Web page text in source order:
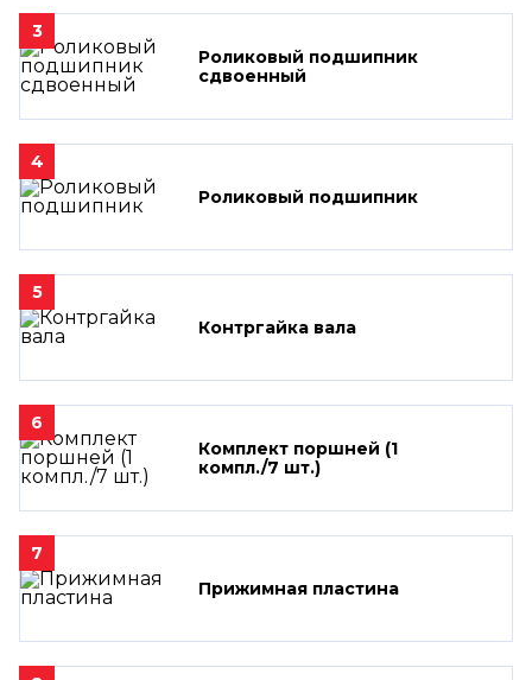
3
Роликовый подшипник
сдвоенный
4
Роликовый подшипник
5
Контргайка вала
6
Комплект поршней (1
компл./7 шт.)
7
Прижимная пластина